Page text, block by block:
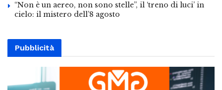
“Non è un aereo, non sono stelle”, il ‘treno di luci’ in
cielo: il mistero dell’8 agosto
Pubblicità